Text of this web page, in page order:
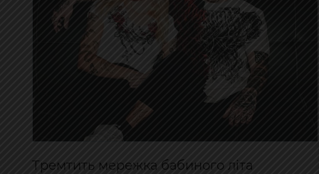
Тремтить мережка бабиного літа